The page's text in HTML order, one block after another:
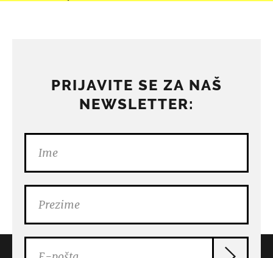
PRIJAVITE SE ZA NAŠ
NEWSLETTER: